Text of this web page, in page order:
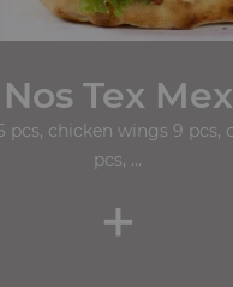
Nos Tex Mex
pcs, chicken wings 9 pcs,
pcs, ...
+